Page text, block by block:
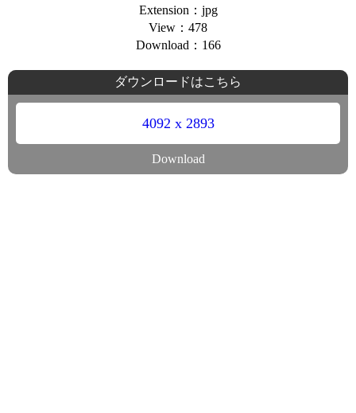
Extension：jpg
View：478
Download：166
ダウンロードはこちら
4092 x 2893
Download